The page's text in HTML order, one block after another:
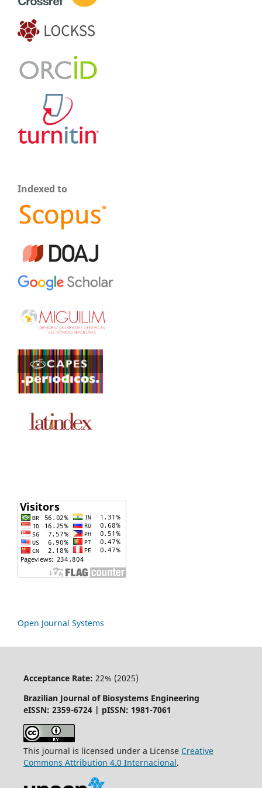
Indexed to
Open Journal Systems
Acceptance Rate: 22% (2025)
Brazilian Journal of Biosystems Engineering
eISSN: 2359-6724 | pISSN: 1981-7061
This journal is licensed under a License Creative
Commons Attribution 4.0 Internacional.